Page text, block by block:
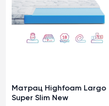
Матрац Highfoam Largo
Super Slim New